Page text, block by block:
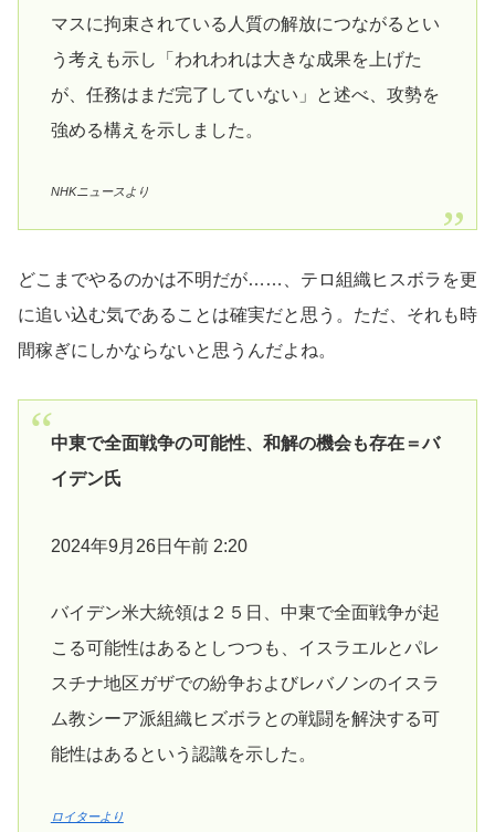
マスに拘束されている人質の解放につながるとい
う考えも示し「われわれは大きな成果を上げた
が、任務はまだ完了していない」と述べ、攻勢を
強める構えを示しました。
NHKニュースより
どこまでやるのかは不明だが……、テロ組織ヒスボラを更
に追い込む気であることは確実だと思う。ただ、それも時
間稼ぎにしかならないと思うんだよね。
中東で全面戦争の可能性、和解の機会も存在＝バ
イデン氏
2024年9月26日午前 2:20
バイデン米大統領は２５日、中東で全面戦争が起
こる可能性はあるとしつつも、イスラエルとパレ
スチナ地区ガザでの紛争およびレバノンのイスラ
ム教シーア派組織ヒズボラとの戦闘を解決する可
能性はあるという認識を示した。
ロイターより